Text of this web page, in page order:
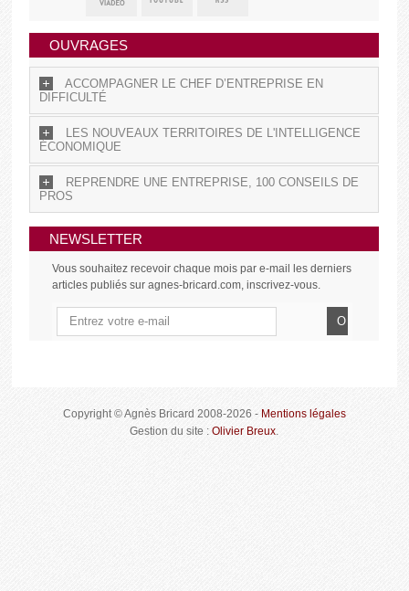
OUVRAGES
ACCOMPAGNER LE CHEF D’ENTREPRISE EN
DIFFICULTÉ
LES NOUVEAUX TERRITOIRES DE L'INTELLIGENCE
ÉCONOMIQUE
REPRENDRE UNE ENTREPRISE, 100 CONSEILS DE
PROS
NEWSLETTER
Vous souhaitez recevoir chaque mois par e-mail les derniers
articles publiés sur agnes-bricard.com, inscrivez-vous.
Copyright © Agnès Bricard 2008-2026 - Mentions légales
Gestion du site :Olivier Breux.